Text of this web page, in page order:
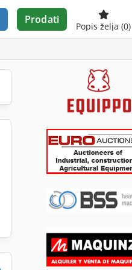
Prodati
Popis želja (0)